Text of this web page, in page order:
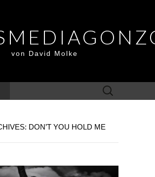
von David Molke
Suche
nach:
DON’T YOU HOLD ME